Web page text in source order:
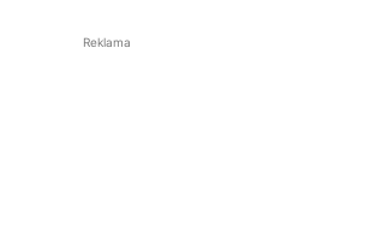
Reklama